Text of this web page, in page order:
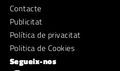
Contacte
Publicitat
Política de privacitat
Politica de Cookies
Segueix-nos